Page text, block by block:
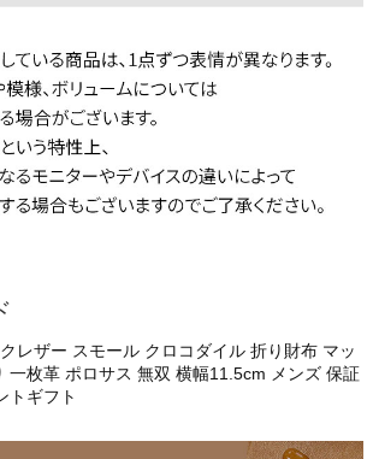
レザー スモール クロコダイル 折り財布 マッ
一枚革 ポロサス 無双 横幅11.5cm メンズ 保証
トギフト